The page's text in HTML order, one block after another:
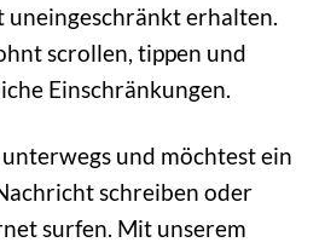
uneingeschränkt erhalten.
scrollen, tippen und
Einschränkungen.
und möchtest ein
schreiben oder
surfen. Mit unserem